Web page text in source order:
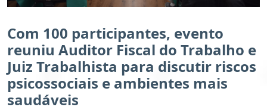
Com 100 participantes, evento
reuniu Auditor Fiscal do Trabalho e
Juiz Trabalhista para discutir riscos
psicossociais e ambientes mais
saudáveis